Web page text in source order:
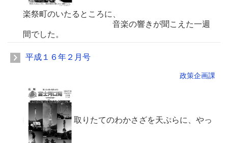
楽祭町のいたるところに、
音楽の響きが聞こえた一週
間でした。
平成１６年２月号
政策企画課
取りたてのわかさざを天ぷらに、やっ